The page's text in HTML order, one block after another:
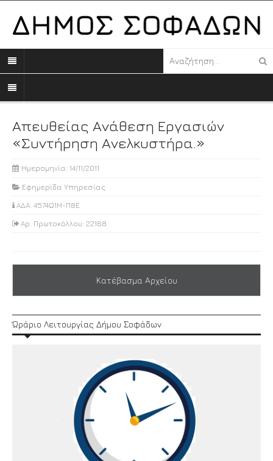
Απευθείας Ανάθεση Εργασιών
«Συντήρηση Ανελκυστήρα.»
Ημερομηνία: 14/11/2011
Εφημερίδα Υπηρεσίας
ΑΔΑ: 4574Ω1Μ-Π8Ε
Αρ. Πρωτοκόλλου: 22168
Κατέβασμα Αρχείου
Ώράριο Λειτουργίας Δήμου Σοφάδων